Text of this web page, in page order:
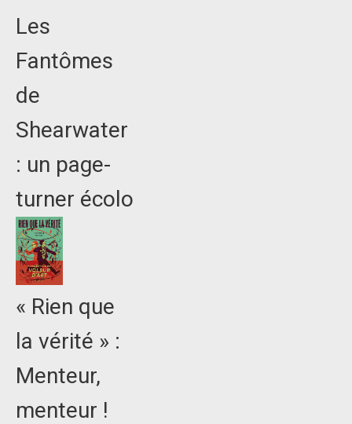
Les
Fantômes
de
Shearwater
: un page-
turner écolo
« Rien que
la vérité » :
Menteur,
menteur !